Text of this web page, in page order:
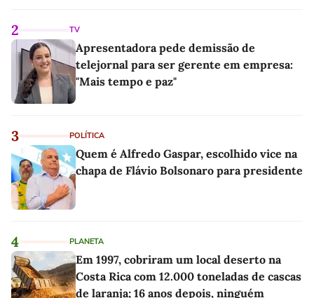
2 TV
Apresentadora pede demissão de
telejornal para ser gerente em empresa:
"Mais tempo e paz"
3 POLÍTICA
Quem é Alfredo Gaspar, escolhido vice na
chapa de Flávio Bolsonaro para presidente
4 PLANETA
Em 1997, cobriram um local deserto na
Costa Rica com 12.000 toneladas de cascas
de laranja; 16 anos depois, ninguém